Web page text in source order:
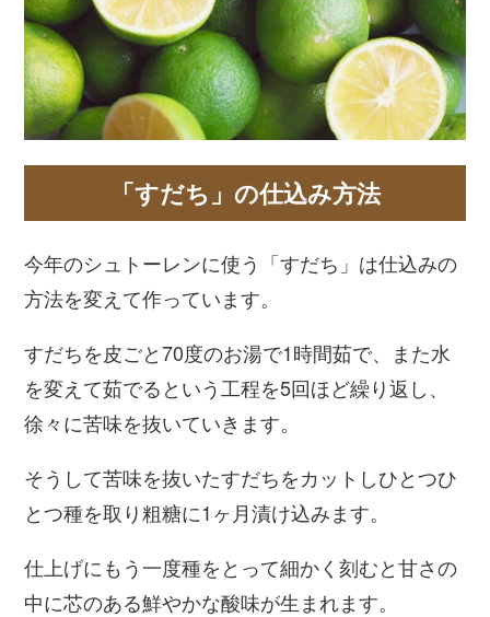
「すだち」の仕込み方法
今年のシュトーレンに使う「すだち」は仕込みの
方法を変えて作っています。
すだちを皮ごと70度のお湯で1時間茹で、また水
を変えて茹でるという工程を5回ほど繰り返し、
徐々に苦味を抜いていきます。
そうして苦味を抜いたすだちをカットしひとつひ
とつ種を取り粗糖に1ヶ月漬け込みます。
仕上げにもう一度種をとって細かく刻むと甘さの
中に芯のある鮮やかな酸味が生まれます。